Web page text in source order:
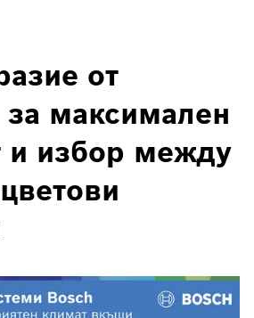
от
максимален
избор между